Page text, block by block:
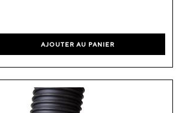
AJOUTER AU PANIER